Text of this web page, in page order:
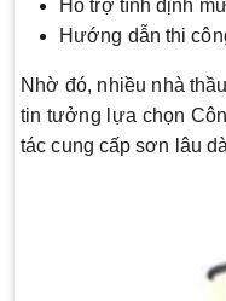
Hỗ trợ tính định
Hướng dẫn thi
Nhờ đó, nhiều nhà
tin tưởng lựa chọn
tác cung cấp sơn lâu